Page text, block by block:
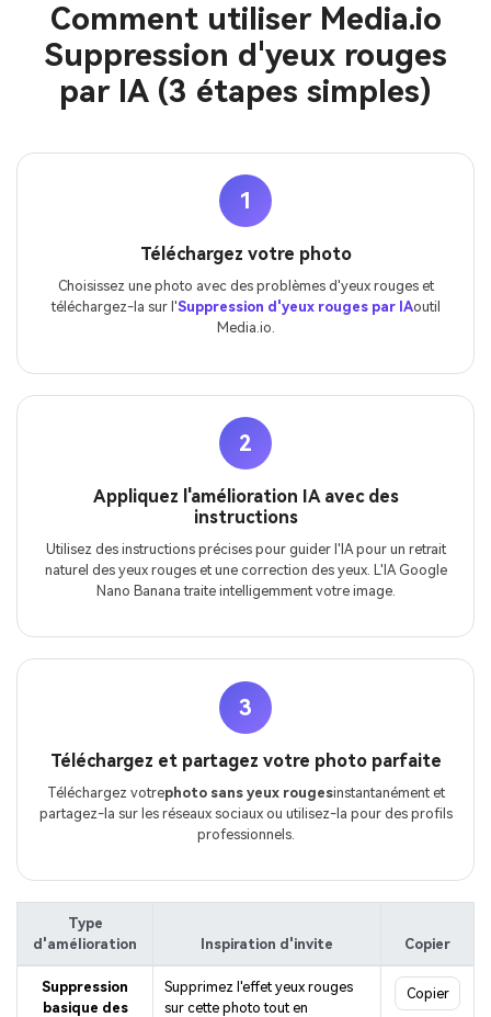
Comment utiliser Media.io
Suppression d'yeux rouges
par IA (3 étapes simples)
1
Téléchargez votre photo
Choisissez une photo avec des problèmes d'yeux rouges et
téléchargez-la sur l'Suppression d'yeux rouges par IAoutil
Media.io.
2
Appliquez l'amélioration IA avec des
instructions
Utilisez des instructions précises pour guider l'IA pour un retrait
naturel des yeux rouges et une correction des yeux. L'IA Google
Nano Banana traite intelligemment votre image.
3
Téléchargez et partagez votre photo parfaite
Téléchargez votrephoto sans yeux rougesinstantanément et
partagez-la sur les réseaux sociaux ou utilisez-la pour des profils
professionnels.
Type
d'amélioration
Inspiration d'invite Copier
Suppression
basique des
Supprimez l'effet yeux rouges
sur cette photo tout en
Copier